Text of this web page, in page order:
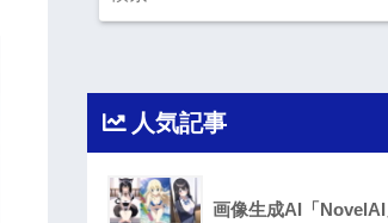
人気記事
画像生成AI「